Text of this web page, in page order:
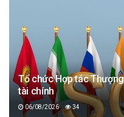
Tổ chức Hợp tác
tài chính
06/08/2026 34